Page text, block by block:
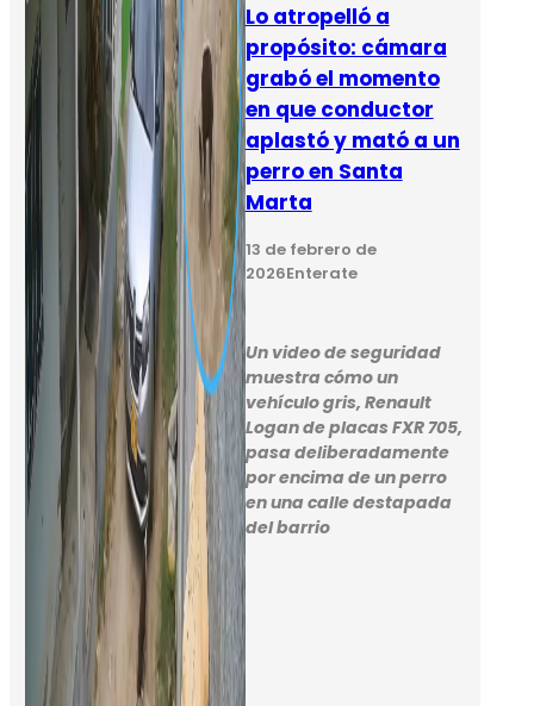
Lo atropelló a
propósito: cámara
grabó el momento
en que conductor
aplastó y mató a un
perro en Santa
Marta
13 de febrero de
2026Enterate
Un video de seguridad
muestra cómo un
vehículo gris, Renault
Logan de placas FXR 705,
pasa deliberadamente
por encima de un perro
en una calle destapada
del barrio